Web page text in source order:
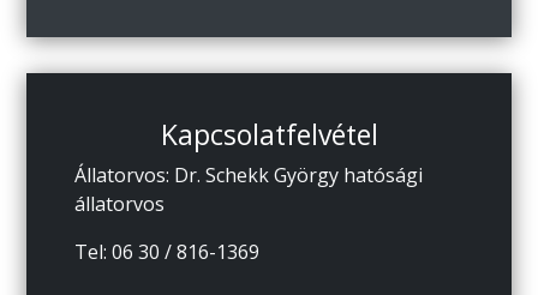
Kapcsolatfelvétel
Állatorvos: Dr. Schekk György hatósági
állatorvos
Tel: 06 30 / 816-1369